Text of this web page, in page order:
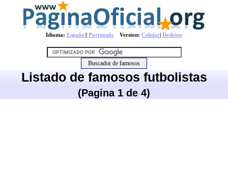
Idioma: Español| Português Version: Celular| Desktop
Listado de famosos futbolistas
(Pagina 1 de 4)